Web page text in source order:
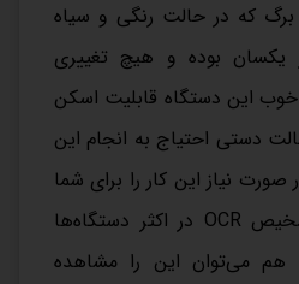
ثانیه یک برگ که در حالت رنگی و سیاه
بوده و هیچ تغییری
این دستگاه قابلیت اسکن
دستی احتیاج به انجام این
نیاز این کار را برای شما
انجام می‌دهد. قابلیت تشخیص OCR در اکثر دستگاه‌ها
هم می‌توان این را مشاهده